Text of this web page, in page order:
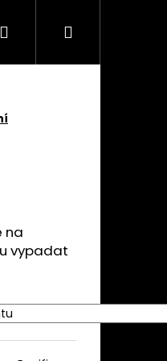
PřihlášeníNákupní
na
vypadat
Následující